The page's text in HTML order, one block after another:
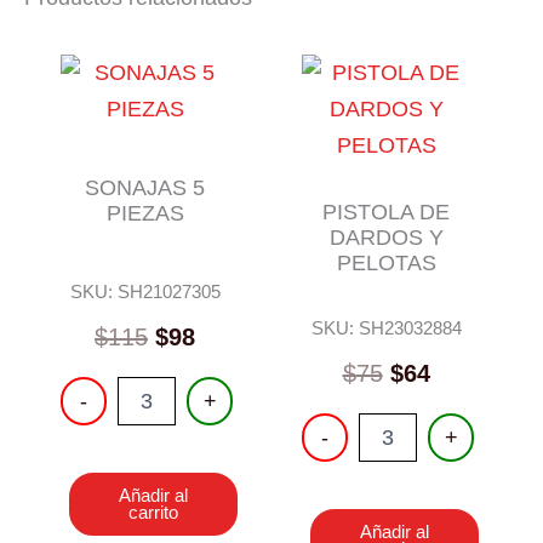
SONAJAS 5
PIEZAS
SKU: SH21027305
$115 $98
-
SONAJAS
5
+
Añadir al
carrito
PISTOLA DE
DARDOS Y
PELOTAS
SKU: SH23032884
$75 $64
-
PISTOLA
DE
PELOTAS
+
Añadir al